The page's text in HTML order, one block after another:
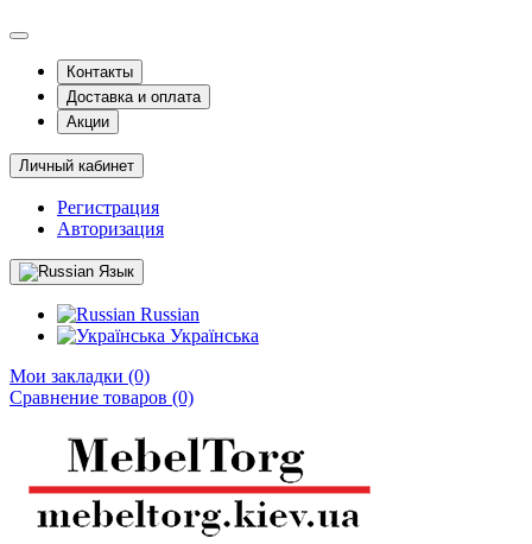
Контакты
Доставка и оплата
Акции
Личный кабинет
Регистрация
Авторизация
Язык
Russian
Українська
Мои закладки (0)
Сравнение товаров (0)